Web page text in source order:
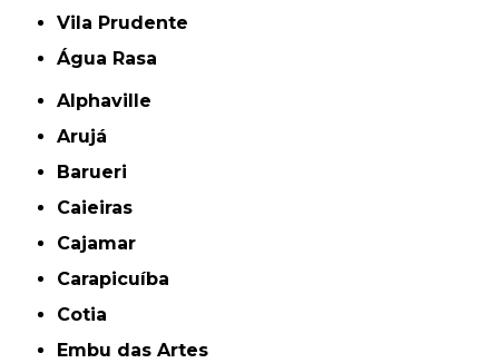
Vila Prudente
Água Rasa
Alphaville
Arujá
Barueri
Caieiras
Cajamar
Carapicuíba
Cotia
Embu das Artes